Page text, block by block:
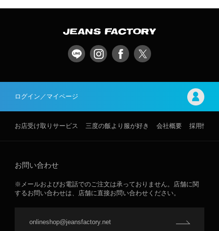
ログイン／マイページ
お店受け取りサービス 三度の飯より服が好き 会社概要 採用情報
お問い合わせ
※メールおよびお電話でのご注文は承っておりません。店舗に関
するお問い合わせは、店舗に直接お問い合わせください。
onlineshop@jeansfactory.net